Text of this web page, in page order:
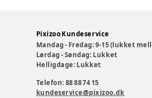
Pixizoo Kundeservice
Mandag - Fredag: 9-15 (lukket
Lørdag - Søndag: Lukket
Helligdage: Lukket
Telefon: 88 88 74 15
kundeservice@pixizoo.dk